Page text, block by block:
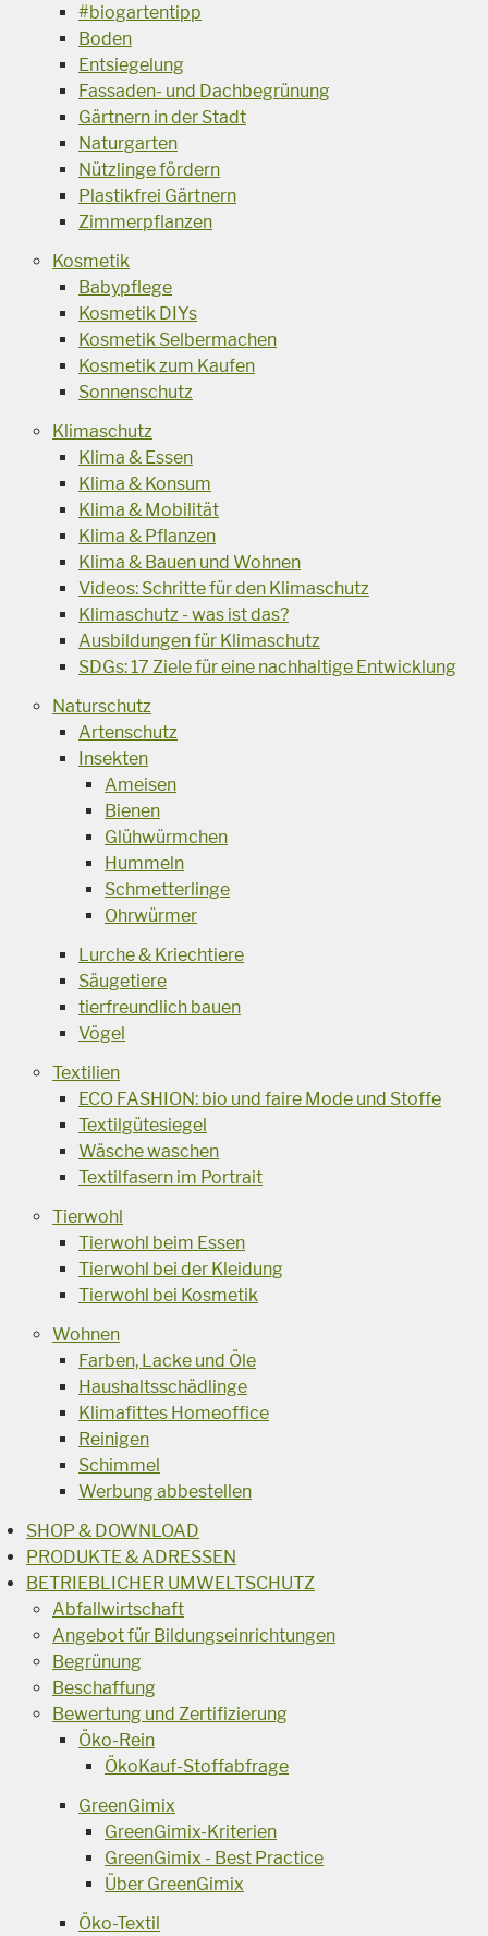
#biogartentipp
Boden
Entsiegelung
Fassaden- und Dachbegrünung
Gärtnern in der Stadt
Naturgarten
Nützlinge fördern
Plastikfrei Gärtnern
Zimmerpflanzen
Kosmetik
Babypflege
Kosmetik DIYs
Kosmetik Selbermachen
Kosmetik zum Kaufen
Sonnenschutz
Klimaschutz
Klima & Essen
Klima & Konsum
Klima & Mobilität
Klima & Pflanzen
Klima & Bauen und Wohnen
Videos: Schritte für den Klimaschutz
Klimaschutz - was ist das?
Ausbildungen für Klimaschutz
SDGs: 17 Ziele für eine nachhaltige Entwicklung
Naturschutz
Artenschutz
Insekten
Ameisen
Bienen
Glühwürmchen
Hummeln
Schmetterlinge
Ohrwürmer
Lurche & Kriechtiere
Säugetiere
tierfreundlich bauen
Vögel
Textilien
ECO FASHION: bio und faire Mode und Stoffe
Textilgütesiegel
Wäsche waschen
Textilfasern im Portrait
Tierwohl
Tierwohl beim Essen
Tierwohl bei der Kleidung
Tierwohl bei Kosmetik
Wohnen
Farben, Lacke und Öle
Haushaltsschädlinge
Klimafittes Homeoffice
Reinigen
Schimmel
Werbung abbestellen
SHOP & DOWNLOAD
PRODUKTE & ADRESSEN
BETRIEBLICHER UMWELTSCHUTZ
Abfallwirtschaft
Angebot für Bildungseinrichtungen
Begrünung
Beschaffung
Bewertung und Zertifizierung
Öko-Rein
ÖkoKauf-Stoffabfrage
GreenGimix
GreenGimix-Kriterien
GreenGimix - Best Practice
Über GreenGimix
Öko-Textil